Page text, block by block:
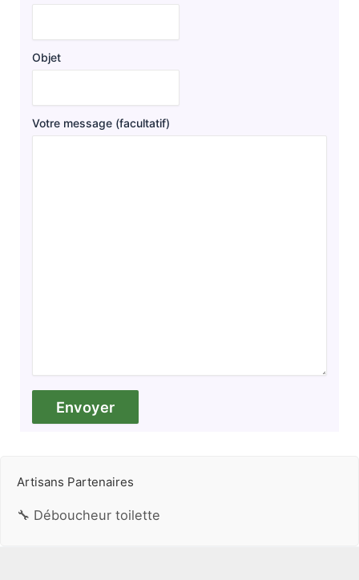
Objet
Votre message (facultatif)
Artisans Partenaires
🔧 Déboucheur toilette